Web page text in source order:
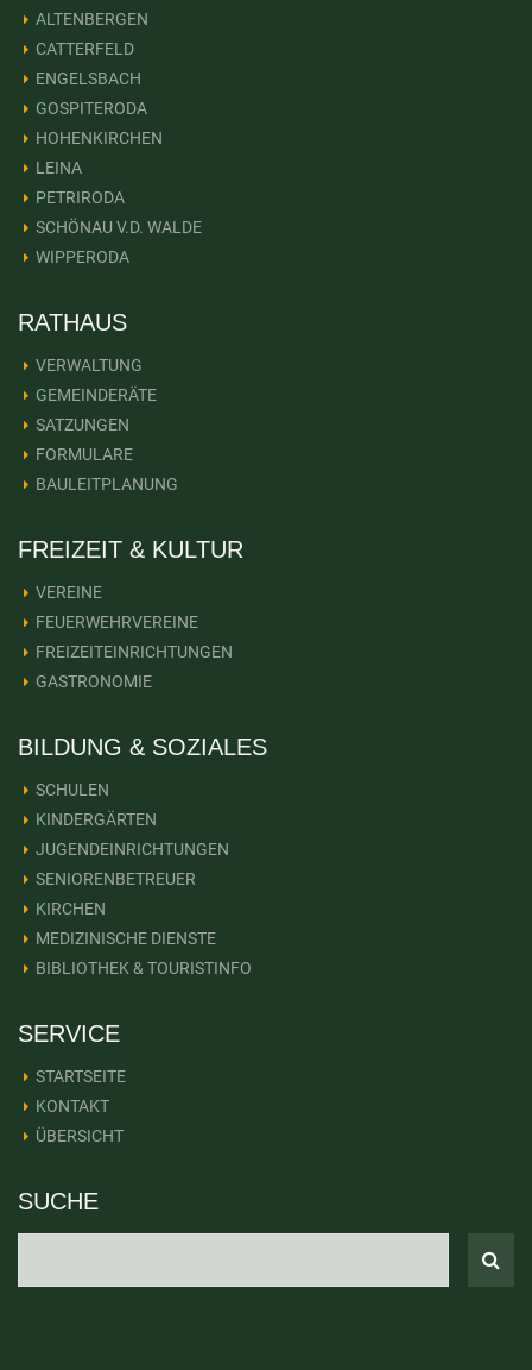
ALTENBERGEN
CATTERFELD
ENGELSBACH
GOSPITERODA
HOHENKIRCHEN
LEINA
PETRIRODA
SCHÖNAU V.D. WALDE
WIPPERODA
RATHAUS
VERWALTUNG
GEMEINDERÄTE
SATZUNGEN
FORMULARE
BAULEITPLANUNG
FREIZEIT & KULTUR
VEREINE
FEUERWEHRVEREINE
FREIZEITEINRICHTUNGEN
GASTRONOMIE
BILDUNG & SOZIALES
SCHULEN
KINDERGÄRTEN
JUGENDEINRICHTUNGEN
SENIORENBETREUER
KIRCHEN
MEDIZINISCHE DIENSTE
BIBLIOTHEK & TOURISTINFO
SERVICE
STARTSEITE
KONTAKT
ÜBERSICHT
SUCHE